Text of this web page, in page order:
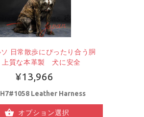
日常散歩にぴったり合う胴
質な本革製 犬に安全
¥13,966
H7#1058 Leather Harness
オプション選択